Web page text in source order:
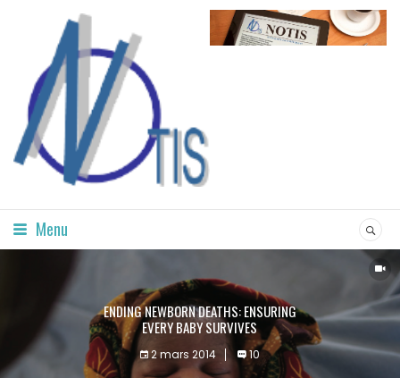
Menu
ENDING NEWBORN DEATHS: ENSURING
EVERY BABY SURVIVES
2 mars 2014 10